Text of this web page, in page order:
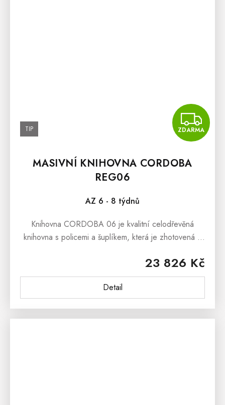
TIP ZDARMA
MASIVNÍ KNIHOVNA CORDOBA
REG06
AZ 6 - 8 týdnů
23 826 Kč
Detail
Knihovna CORDOBA 06 je kvalitní celodřevěná
knihovna s policemi a šuplíkem, která je zhotovená z
06 je vitrína v rustikálním...